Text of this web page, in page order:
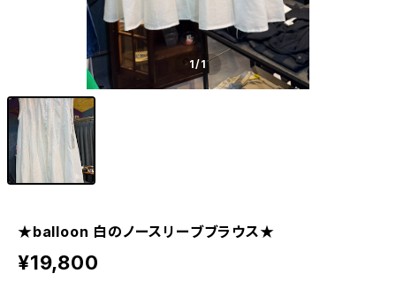
1/1
★balloon 白のノースリーブブラウス★
¥19,800